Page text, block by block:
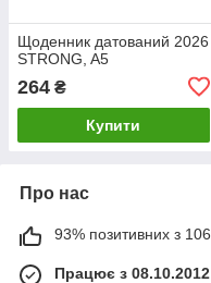
Щоденник датований 2026
STRONG, A5
264 ₴
Купити
Про нас
93% позитивних з 106
Працює з 08.10.2012